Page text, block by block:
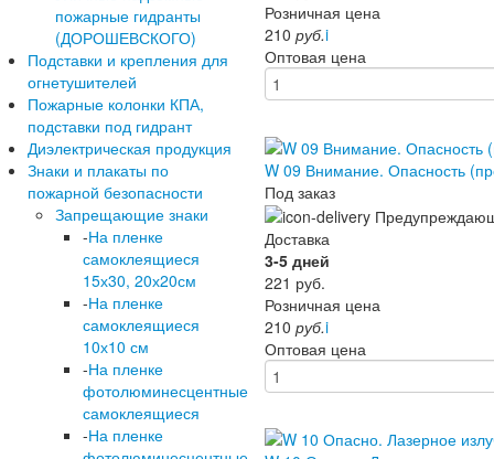
пожарные гидранты
(ДОРОШЕВСКОГО)
Подставки и крепления для
огнетушителей
Пожарные колонки КПА,
подставки под гидрант
Диэлектрическая продукция
Знаки и плакаты по
пожарной безопасности
Запрещающие знаки
-На пленке
самоклеящиеся
15х30, 20х20см
-На пленке
самоклеящиеся
10х10 см
-На пленке
фотолюминесцентные
самоклеящиеся
-На пленке
Розничная цена
210 руб.i
Оптовая цена
W 09 Внимание. Опасность
Под заказ
Доставка
3-5 дней
221 руб.
Розничная цена
210 руб.i
Оптовая цена